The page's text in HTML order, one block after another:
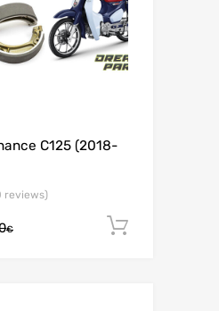
C125 (2018-
reviews)
€